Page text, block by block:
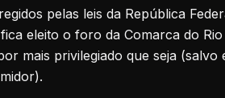
pelas leis da República
eleito o foro da Comarca do
mais privilegiado que seja